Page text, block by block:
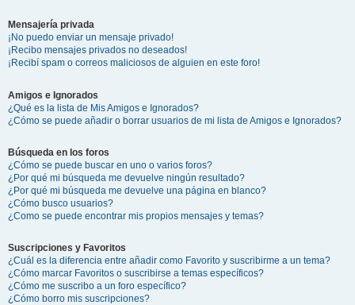
Mensajería privada
¡No puedo enviar un mensaje privado!
¡Recibo mensajes privados no deseados!
¡Recibí spam o correos maliciosos de alguien en este foro!
Amigos e Ignorados
¿Qué es la lista de Mis Amigos e Ignorados?
¿Cómo se puede añadir o borrar usuarios de mi lista de Amigos e Ignorados?
Búsqueda en los foros
¿Cómo se puede buscar en uno o varios foros?
¿Por qué mi búsqueda me devuelve ningún resultado?
¿Por qué mi búsqueda me devuelve una página en blanco?
¿Cómo busco usuarios?
¿Como se puede encontrar mis propios mensajes y temas?
Suscripciones y Favoritos
¿Cuál es la diferencia entre añadir como Favorito y suscribirme a un tema?
¿Cómo marcar Favoritos o suscribirse a temas específicos?
¿Cómo me suscribo a un foro específico?
¿Cómo borro mis suscripciones?